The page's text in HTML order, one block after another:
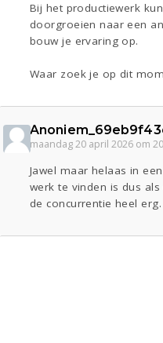
Bij het productiewerk
doorgroeien naar een
bouw je ervaring op.
Waar zoek je op dit
maandag 20 april 2026 om
Jawel maar helaas in
werk te vinden is dus
de concurrentie heel erg.